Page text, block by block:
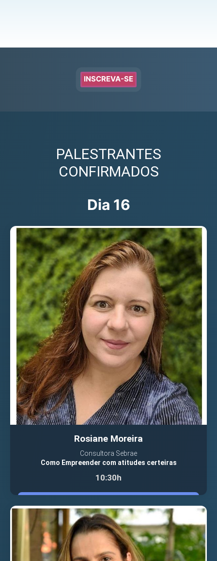
INSCREVA-SE
PALESTRANTES
CONFIRMADOS
Dia 16
Rosiane Moreira
Consultora Sebrae
Como Empreender com atitudes certeiras
10:30h